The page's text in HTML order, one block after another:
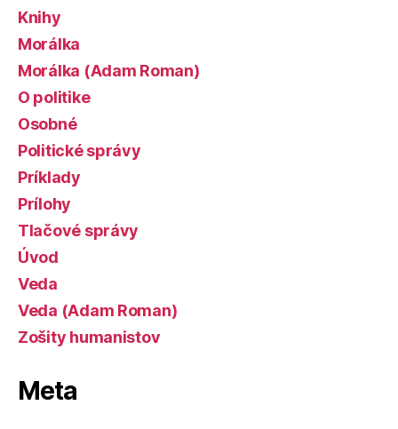
Knihy
Morálka
Morálka (Adam Roman)
O politike
Osobné
Politické správy
Príklady
Prílohy
Tlačové správy
Úvod
Veda
Veda (Adam Roman)
Zošity humanistov
Meta